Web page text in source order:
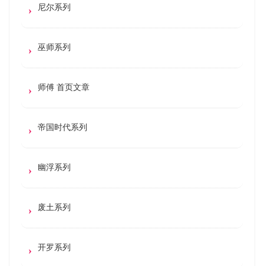
尼尔系列
巫师系列
师傅 首页文章
帝国时代系列
幽浮系列
废土系列
开罗系列